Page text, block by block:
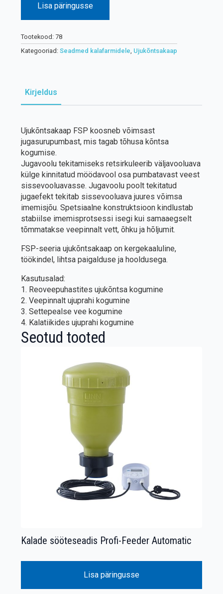
Lisa päringusse
Tootekood:78
Kategooriad:Seadmed kalafarmidele Ujukõntsakaap
Kirjeldus
Ujukõntsakaap FSP koosneb võimsast
jugasurupumbast, mis tagab tõhusa kõntsa
kogumise.
Jugavoolu tekitamiseks retsirkuleerib väljavooluava
külge kinnitatud möödavool osa pumbatavast veest
sissevooluavasse. Jugavoolu poolt tekitatud
jugaefekt tekitab sissevooluava juures võimsa
imemisjõu. Spetsiaalne konstruktsioon kindlustab
stabiilse imemisprotsessi isegi kui samaaegselt
tõmmatakse veepinnalt vett, õhku ja hõljumit.
FSP-seeria ujukõntsakaap on kergekaaluline,
töökindel, lihtsa paigalduse ja hooldusega.
Kasutusalad:
1. Reoveepuhastites ujukõntsa kogumine
2. Veepinnalt ujuprahi kogumine
3. Settepealse vee kogumine
4. Kalatiikides ujuprahi kogumine
Seotud tooted
Kalade sööteseadis Profi-Feeder Automatic
Lisa päringusse